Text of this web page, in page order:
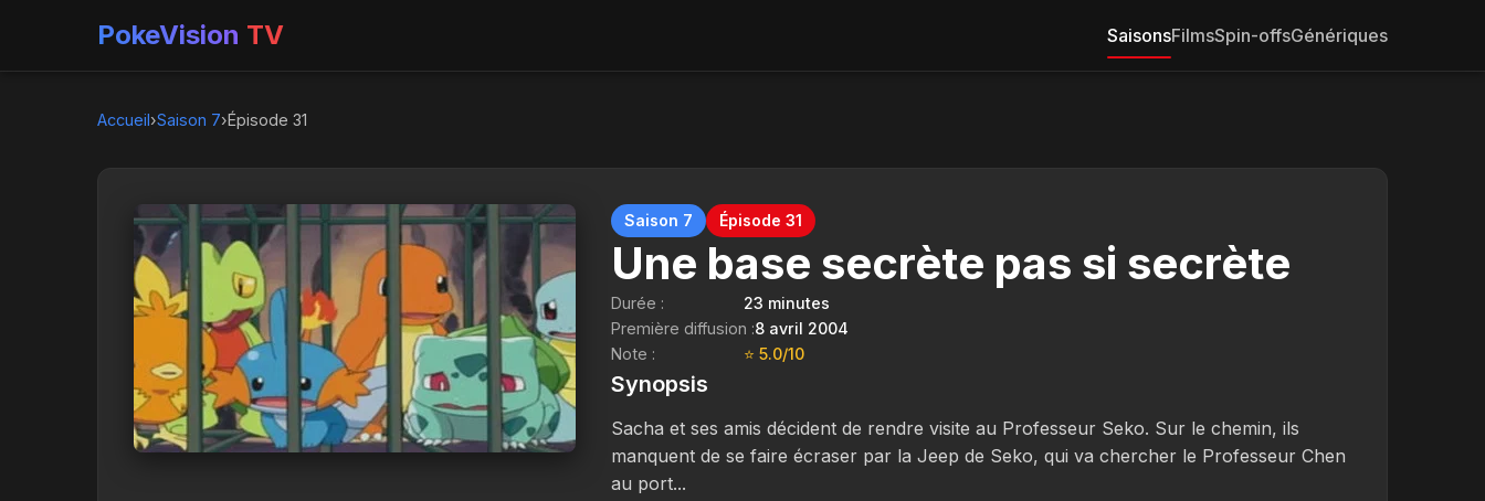
PokeVision TV SaisonsFilmsSpin-offsGénériques
Accueil›Saison 7›Épisode 31
Saison 7 Épisode 31
Une base secrète pas si secrète
Durée :
23 minutes
Première diffusion :8 avril 2004
Note :
⭐ 5.0/10
Synopsis
Sacha et ses amis décident de rendre visite au Professeur Seko. Sur le chemin, ils
manquent de se faire écraser par la Jeep de Seko, qui va chercher le Professeur Chen
au port...